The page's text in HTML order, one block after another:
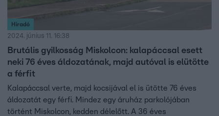
Híradó
2024. június 11. 16:38
Brutális gyilkosság Miskolcon: kalapáccsal esett
neki 76 éves áldozatának, majd autóval is elütötte
a férfit
Kalapáccsal verte, majd kocsijával el is ütötte 76 éves
áldozatát egy férfi. Mindez egy áruház parkolójában
történt Miskolcon, kedden délelőtt. A 36 éves